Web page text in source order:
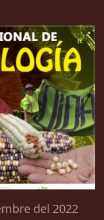
del 2022